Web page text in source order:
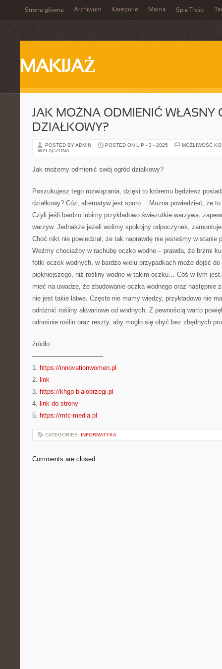
Strona główna Archiwum Kategorie Mama Spis Treści
MAKIJAŻ
JAK MOŻNA ODMIENIĆ WŁASNY
DZIAŁKOWY?
POSTED BY ADMIN POSTED ON LIP - 3 - 2025
MOŻLIWOŚĆ
WYŁĄCZONA
Jak możemy odmienić swój ogród działkowy?
Poszukujesz tego rozwiązania, dzięki to któremu będziesz
działkowy? Cóż, alternatyw jest sporo… Można powiedzieć, że
Czyli jeśli bardzo lubimy przykładowo świeżutkie warzywa,
warzyw. Jednakże jeżeli wolimy spokojny odpoczynek,
Choć nikt nie powiedział, że tak naprawdę nie jesteśmy w stanie
Weźmy chociażby w rachubę oczko wodne – prawda, że brzmi
fotki oczek wodnych, w bardzo wielu przypadkach może dojść
piękniejszego, niż rośliny wodne w takim oczku… Coś w tym
mieć na uwadze, że zbudowanie oczka wodnego oraz następnie
nie jest takie łatwe. Często nie mamy wiedzy, przykładowo nie
odróżnić rośliny akwariowe od wodnych. Z pewnością warto
odnośnie roślin oraz reszty, aby mogło się obyć bez zbędnych
źródło:
———————————
1. https://innovationwomen.pl
2. link
3. https://khgp-bialobrzegi.pl
4. link do strony
5. https://mtc-media.pl
CATEGORIES: INFORMATYKA
Comments are closed.